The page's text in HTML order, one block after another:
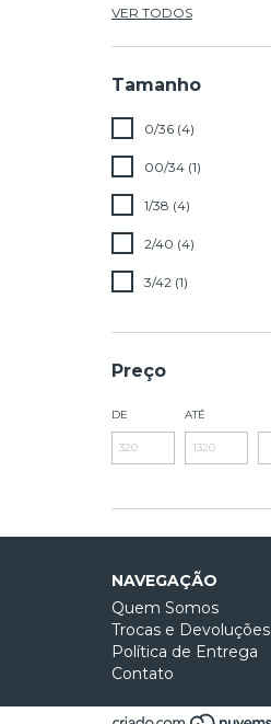
VER TODOS
Tamanho
0/36 (4)
00/34 (1)
1/38 (4)
2/40 (4)
3/42 (1)
Preço
DE ATÉ
NAVEGAÇÃO
Quem Somos
Trocas e Devoluções
Política de Entrega
Contato